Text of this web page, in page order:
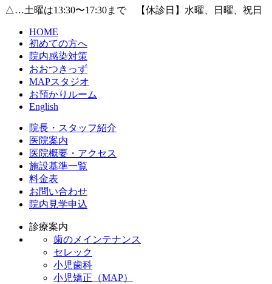
△…土曜は13:30〜17:30まで 【休診日】水曜、日曜、祝日
HOME
初めての方へ
院内感染対策
おおつきっず
MAPスタジオ
お預かりルーム
English
院長・スタッフ紹介
医院案内
医院概要・アクセス
施設基準一覧
料金表
お問い合わせ
院内見学申込
診療案内
歯のメインテナンス
セレック
小児歯科
小児矯正（MAP）